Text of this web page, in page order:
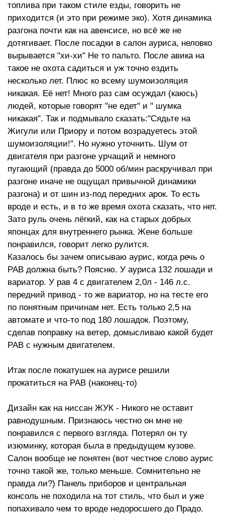
топлива при таком стиле езды, говорить не
приходится (и это при режиме эко). Хотя динамика
разгона почти как на авенсисе, но всё же не
дотягивает. После посадки в салон ауриса, неловко
вырывается "хи-хи" Не то пальто. После авика на
такое не охота садиться и уж точно ездить
несколько лет. Плюс ко всему шумоизоляция
никакая. Её нет! Много раз сам осуждал (каюсь)
людей, которые говорят "не едет" и " шумка
никакая". Так и подмывало сказать:"Сядьте на
Жигули или Приору и потом возрадуетесь этой
шумоизоляции!". Но нужно уточнить. Шум от
двигателя при разгоне урчащий и немного
пугающий (правда до 5000 об/мин раскручивал при
разгоне иначе не ощущал привычной динамики
разгона) и от шин из-под передних арок. То есть
вроде и есть, и в то же время охота сказать, что нет.
Зато руль очень лёгкий, как на старых добрых
японцах для внутреннего рынка. Жене больше
понравился, говорит легко рулится.
Казалось бы зачем описываю аурис, когда речь о
РАВ должна быть? Поясню. У ауриса 132 лошади и
вариатор. У рав 4 с двигателем 2,0л - 146 л.с.
передний привод - то же вариатор, но на тесте его
по понятным причинам нет. Есть только 2,5 на
автомате и что-то под 180 лошадок. Поэтому,
сделав поправку на ветер, домысливаю какой будет
РАВ с нужным двигателем.
Итак после покатушек на аурисе решили
прокатиться на РАВ (наконец-то)
Дизайн как на ниссан ЖУК - Никого не оставит
равнодушным. Признаюсь честно он мне не
понравился с первого взгляда. Потерял он ту
изюминку, которая была в предыдущем кузове.
Салон вообще не понятен (вот честное слово аурис
точно такой же, только меньше. Сомнительно не
правда ли?) Панель приборов и центральная
консоль не походила на тот стиль, что был и уже
попахивало чем то вроде недоросшего до Прадо.